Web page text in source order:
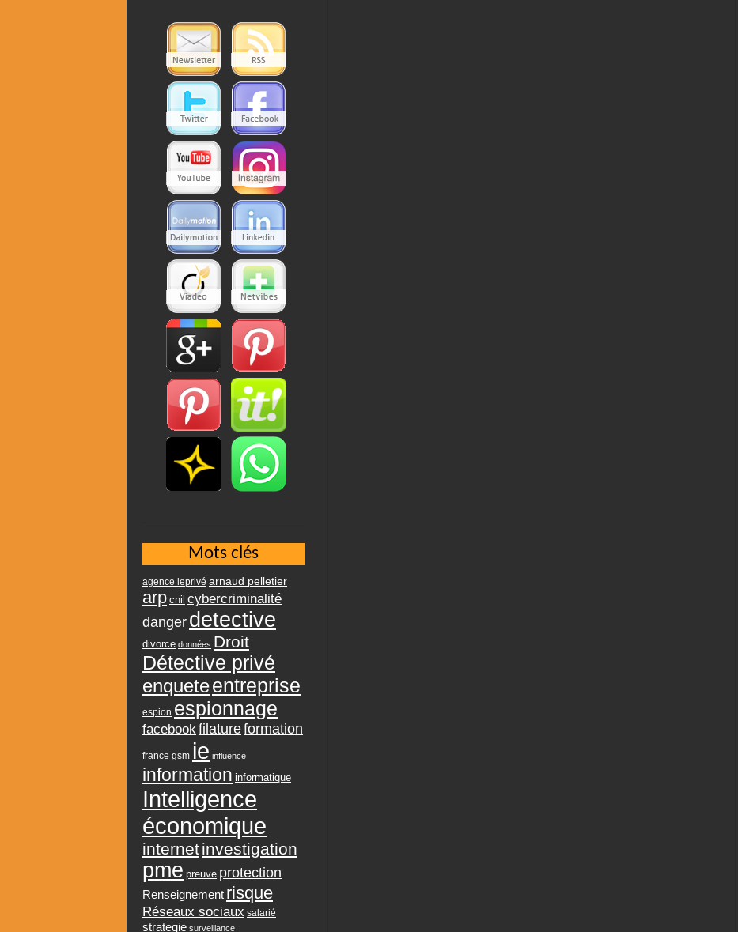
Mots clés
agence leprivé arnaud pelletier
arp cnil cybercriminalité
danger detective
divorce données Droit
Détective privé
enqueteentreprise
espion espionnage
facebookfilatureformation
france gsm ie influence
information informatique
Intelligence
économique
internetinvestigation
pme preuve protection
Renseignement risque
Réseaux sociaux salarié
strategie surveillance